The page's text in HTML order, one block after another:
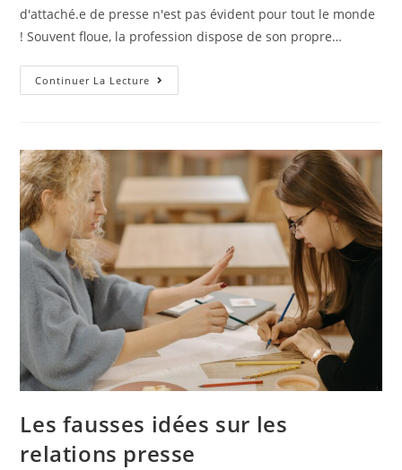
d'attaché.e de presse n'est pas évident pour tout le monde
! Souvent floue, la profession dispose de son propre…
Continuer La Lecture
Les fausses idées sur les
relations presse